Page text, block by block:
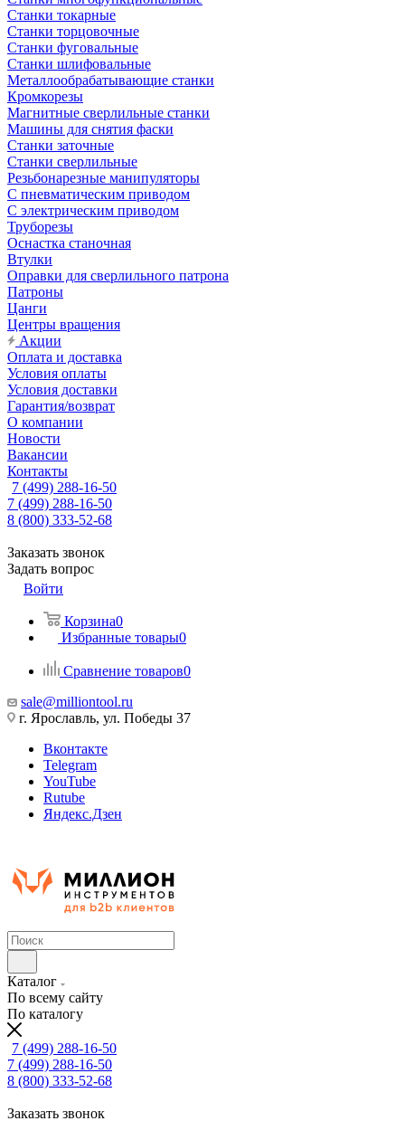
Станки токарные
Станки торцовочные
Станки фуговальные
Станки шлифовальные
Металлообрабатывающие станки
Кромкорезы
Магнитные сверлильные станки
Машины для снятия фаски
Станки заточные
Станки сверлильные
Резьбонарезные манипуляторы
С пневматическим приводом
С электрическим приводом
Труборезы
Оснастка станочная
Втулки
Оправки для сверлильного патрона
Патроны
Цанги
Центры вращения
Акции
Оплата и доставка
Условия оплаты
Условия доставки
Гарантия/возврат
О компании
Новости
Вакансии
Контакты
7 (499) 288-16-50
7 (499) 288-16-50
8 (800) 333-52-68
Заказать звонок
Задать вопрос
Войти
Корзина0
Избранные товары0
Сравнение товаров0
sale@milliontool.ru
г. Ярославль, ул. Победы 37
Вконтакте
Telegram
YouTube
Rutube
Яндекс.Дзен
Каталог
По всему сайту
По каталогу
7 (499) 288-16-50
7 (499) 288-16-50
8 (800) 333-52-68
Заказать звонок